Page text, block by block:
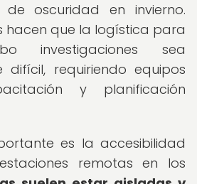
oscuridad en invierno.
hacen que la logística para
investigaciones sea
difícil, requiriendo equipos
y planificación
es la accesibilidad
remotas en los